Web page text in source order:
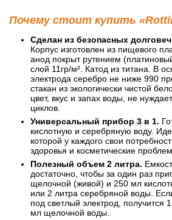
Почему стоит купить
Сделан из безопасных
Корпус изготовлен из пищевого
анод покрыт рутением
слой 11гр/м². Катод из титана. В
электрода серебро не ниже 990
стакан из экологически чистой
цвет, вкус и запах воды, не
циклов.
Универсальный прибор 3 в 1.
кислотную и серебряную воду.
которой у каждого свои
здоровья и косметические
Полезный объем 2 литра.
достаточно, чтобы за один раз
щелочной (живой) и 250 мл
или 2 литра серебряной воды.
под светлый электрод, получится
мл щелочной воды.